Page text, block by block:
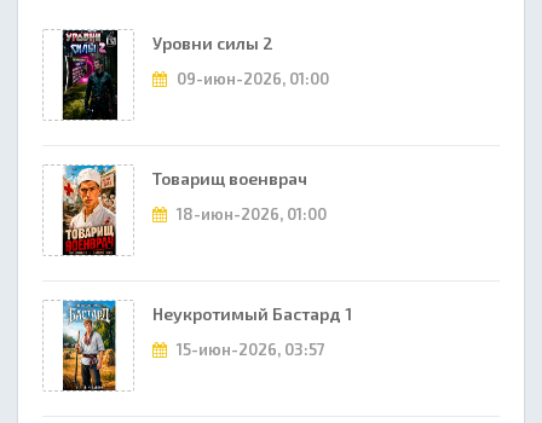
Уровни силы 2
09-июн-2026, 01:00
Товарищ военврач
18-июн-2026, 01:00
Неукротимый Бастард 1
15-июн-2026, 03:57